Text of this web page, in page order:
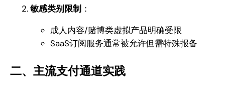
敏感类别限制 ：
成人内容/赌博类虚拟产品明确受限
SaaS订阅服务通常被允许但需特殊报备
二、主流支付通道实践